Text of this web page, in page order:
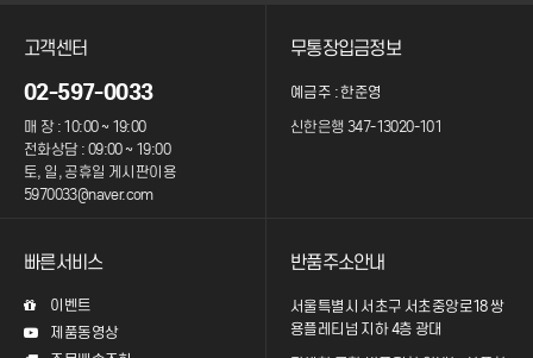
고객센터
02-597-0033
매 장 : 10:00 ~ 19:00
전화상담 : 09:00 ~ 19:00
토, 일, 공휴일 게시판이용
5970033@naver.com
무통장입금정보
예금주 : 한준영
신한은행 347-13020-101
빠른서비스
이벤트
제품동영상
반품주소안내
서울특별시 서초구 서초중앙로18 쌍
용플레티넘 지하 4층 광대